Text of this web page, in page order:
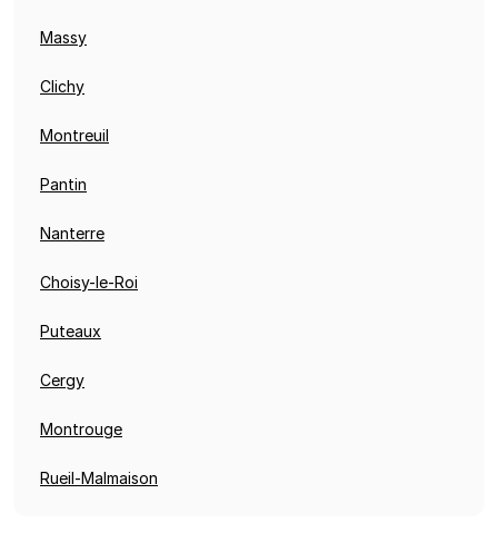
Massy
Clichy
Montreuil
Pantin
Nanterre
Choisy-le-Roi
Puteaux
Cergy
Montrouge
Rueil-Malmaison